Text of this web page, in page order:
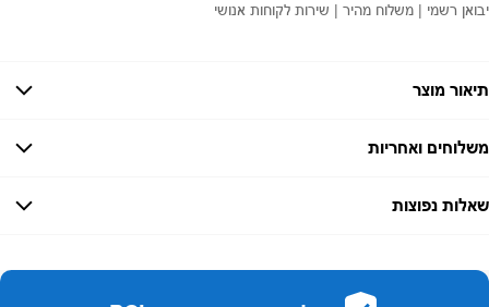
יבואן רשמי | משלוח מהיר | שירות לקוחות אנושי
תיאור מוצר
משלוחים ואחריות
זמן אספקה: עד 7 ימי עסקים
שאלות נפוצות
האם ניתן לחלק תשלומים?